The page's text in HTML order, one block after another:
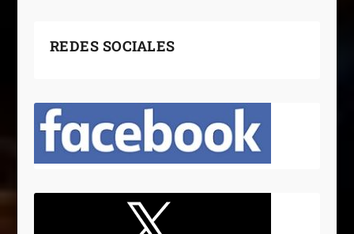
REDES SOCIALES